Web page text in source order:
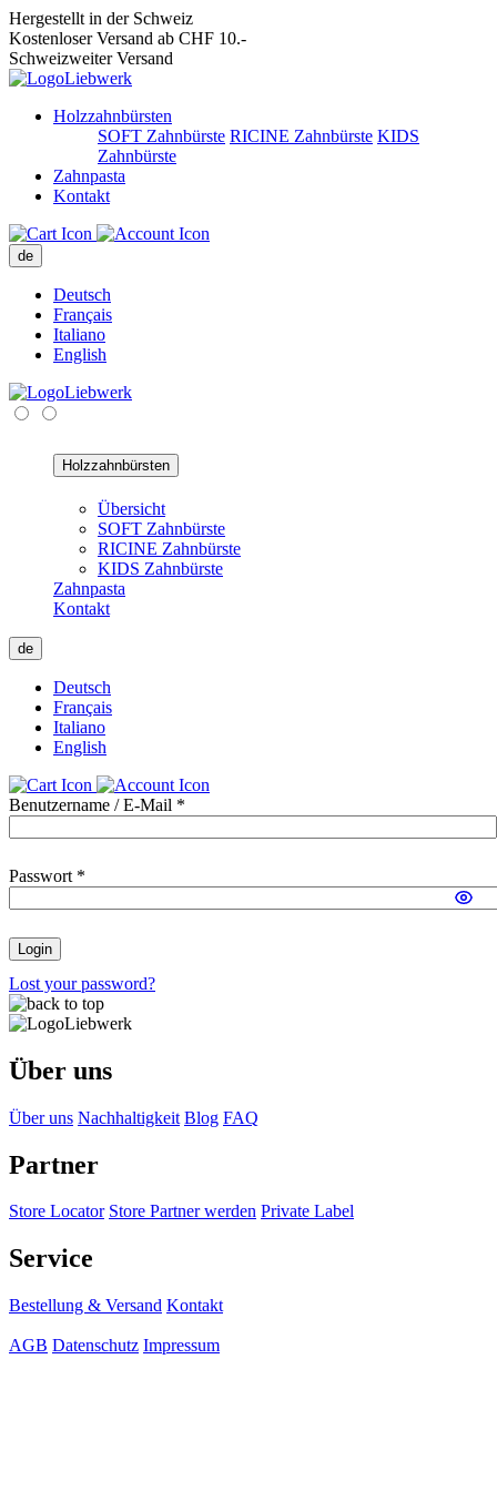
Hergestellt in der Schweiz
Kostenloser Versand ab CHF 10.-
Schweizweiter Versand
Holzzahnbürsten
SOFT Zahnbürste RICINE Zahnbürste KIDS
Zahnbürste
Zahnpasta
Kontakt
de
Deutsch
Français
Italiano
English
Holzzahnbürsten
Übersicht
SOFT Zahnbürste
RICINE Zahnbürste
KIDS Zahnbürste
Zahnpasta
Kontakt
de
Deutsch
Français
Italiano
English
Benutzername / E-Mail *
Passwort *
Login
Lost your password?
Über uns
Über uns Nachhaltigkeit Blog FAQ
Partner
Store Locator Store Partner werden Private Label
Service
Bestellung & Versand Kontakt
AGB Datenschutz Impressum